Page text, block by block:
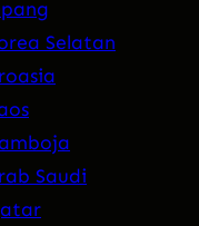
Selatan
Saudi